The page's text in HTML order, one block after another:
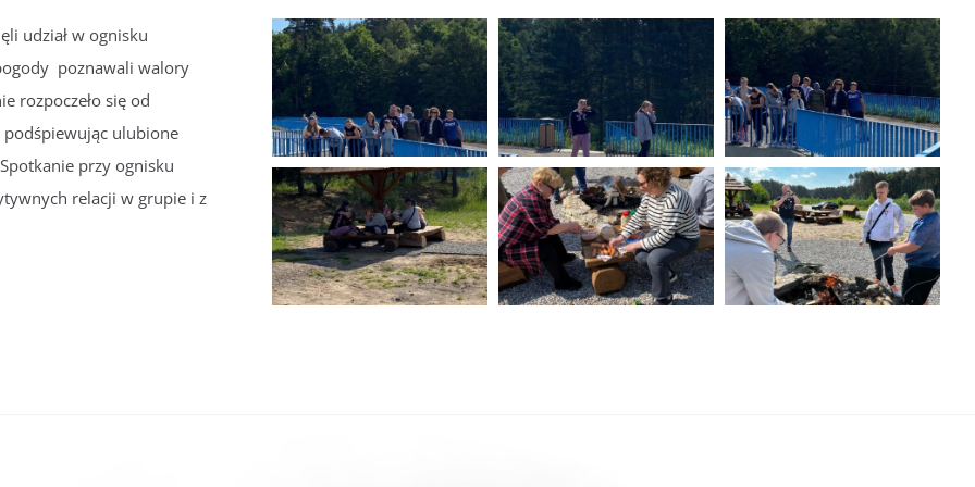
udział w ognisku
poznawali walory
rozpoczeło się od
podśpiewując ulubione
przy ognisku
relacji w grupie i z